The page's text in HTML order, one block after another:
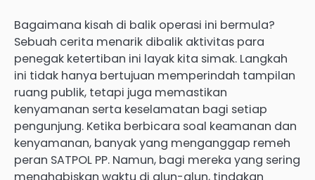
Bagaimana kisah di balik operasi ini bermula?
Sebuah cerita menarik dibalik aktivitas para
penegak ketertiban ini layak kita simak. Langkah
ini tidak hanya bertujuan memperindah tampilan
ruang publik, tetapi juga memastikan
kenyamanan serta keselamatan bagi setiap
pengunjung. Ketika berbicara soal keamanan dan
kenyamanan, banyak yang menganggap remeh
peran SATPOL PP. Namun, bagi mereka yang sering